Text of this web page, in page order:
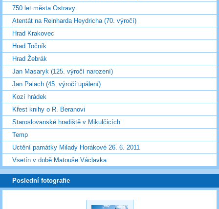
750 let města Ostravy
Atentát na Reinharda Heydricha (70. výročí)
Hrad Krakovec
Hrad Točník
Hrad Žebrák
Jan Masaryk (125. výročí narození)
Jan Palach (45. výročí upálení)
Kozí hrádek
Křest knihy o R. Beranovi
Staroslovanské hradiště v Mikulčicích
Temp
Uctění památky Milady Horákové 26. 6. 2011
Vsetín v době Matouše Václavka
Poslední fotografie